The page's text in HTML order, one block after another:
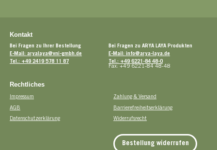
Kontakt
Bei Fragen zu Ihrer Bestellung
E-Mail: aryalaya@vni-gmbh.de
Tel.: +49 2419 578 11 87
Bei Fragen zu ARYA LAYA Produkten
E-Mail: info@arya-laya.de
Tel.: +49 6221-84 48-0
Fax: +49 6221-84 48-48
Rechtliches
Impressum
AGB
Datenschutzerklärung
Zahlung & Versand
Barrierefreiheitserklärung
Widerrufsrecht
Bestellung widerrufen